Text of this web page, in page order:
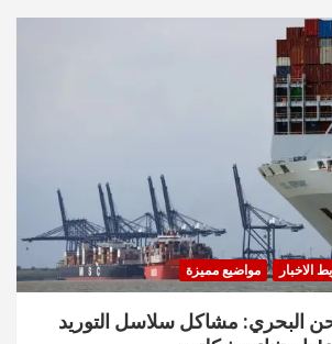
الاخبار مواضيع مميزة
البحري: مشاكل سلاسل التوريد